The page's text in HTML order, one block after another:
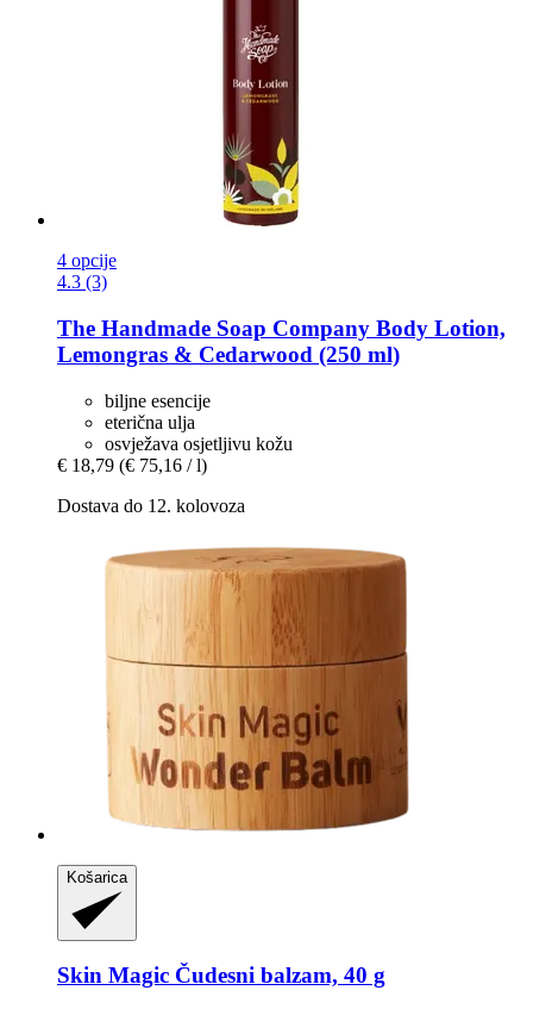
4 opcije
4.3 (3)
The Handmade Soap Company Body Lotion,
Lemongras & Cedarwood (250 ml)
biljne esencije
eterična ulja
osvježava osjetljivu kožu
€ 18,79 (€ 75,16 / l)
Dostava do 12. kolovoza
Košarica
Skin Magic Čudesni balzam, 40 g